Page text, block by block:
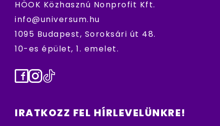
HÖOK Közhasznú Nonprofit Kft.
info@universum.hu
1095 Budapest, Soroksári út 48.
10-es épület, 1. emelet.
Facebook
Instagram
TikTok
IRATKOZZ FEL HÍRLEVELÜNKRE!